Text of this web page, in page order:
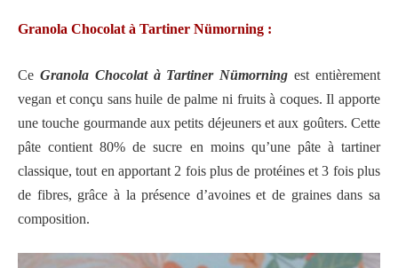
Granola Chocolat à Tartiner Nümorning :
Ce Granola Chocolat à Tartiner Nümorning est entièrement
vegan et conçu sans huile de palme ni fruits à coques. Il apporte
une touche gourmande aux petits déjeuners et aux goûters. Cette
pâte contient 80% de sucre en moins qu’une pâte à tartiner
classique, tout en apportant 2 fois plus de protéines et 3 fois plus
de fibres, grâce à la présence d’avoines et de graines dans sa
composition.